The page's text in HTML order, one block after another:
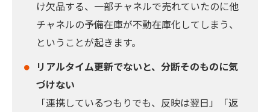
け欠品する、一部チャネルで売れていたのに他
チャネルの予備在庫が不動在庫化してしまう、
ということが起きます。
リアルタイム更新でないと、分断そのものに気
づけない
「連携しているつもりでも、反映は翌日」「返